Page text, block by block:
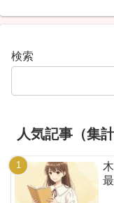
検索
人気記事（集